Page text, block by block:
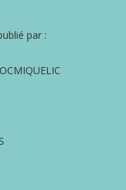
par :